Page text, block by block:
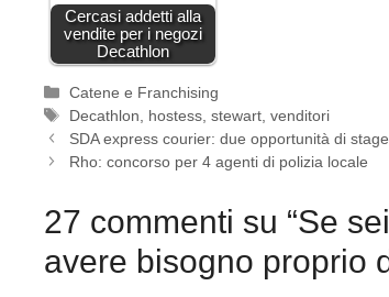
Cercasi addetti alla
vendite per i negozi
Decathlon
Categorie
Catene e Franchising
Tag
Decathlon hostess ,stewart ,venditori
SDA express courier: due opportunità di stage
Rho: concorso per 4 agenti di polizia locale
27 commenti su “Se
avere bisogno proprio